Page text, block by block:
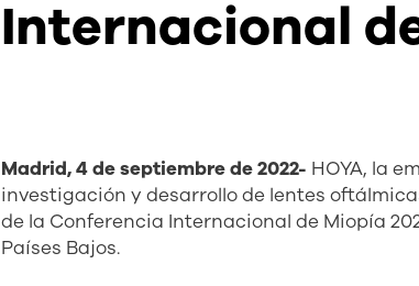
Internacional
Madrid, 4 de septiembre de 2022- HOYA, la
investigación y desarrollo de lentes
de la Conferencia Internacional de Miopía
Países Bajos.